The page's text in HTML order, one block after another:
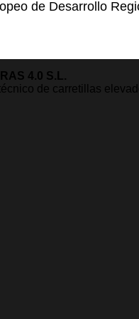
de Desarrollo
4.0 S.L.
de carretillas